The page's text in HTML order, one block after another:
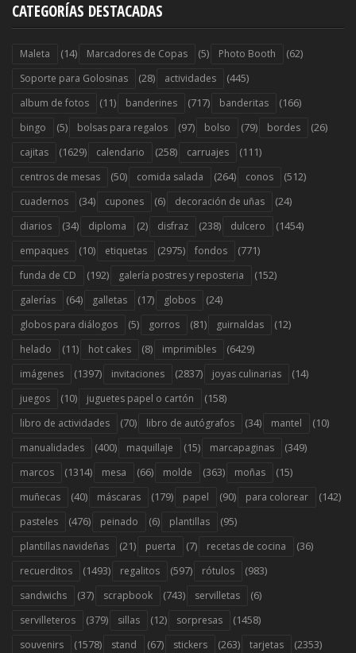
CATEGORÍAS DESTACADAS
Maleta (14) Marcadores de Copas (5) Photo Booth (62)
Soporte para Golosinas (28) actividades (445)
album de fotos (11) banderines (717) banderitas (166)
bingo (5) bolsas para regalos (97) bolso (79) bordes (26)
cajitas (1629) calendario (258) carruajes (111)
centros de mesas (50) comida salada (264) conos (512)
cuadernos (34) cupones (6) decoración de uñas (24)
diarios (34) diploma (2) disfraz (238) dulcero (1454)
empaques (10) etiquetas (2975) fondos (771)
funda de CD (192) galería postres y reposteria (152)
galerías (64) galletas (17) globos (24)
globos para diálogos (5) gorros (81) guirnaldas (12)
helado (11) hot cakes (8) imprimibles (6429)
imágenes (1397) invitaciones (2837) joyas culinarias (14)
juegos (10) juguetes papel o cartón (158)
libro de actividades (70) libro de autógrafos (34) mantel (10)
manualidades (400) maquillaje (15) marcapaginas (349)
marcos (1314) mesa (66) molde (363) moñas (15)
muñecas (40) máscaras (179) papel (90) para colorear (142)
pasteles (476) peinado (6) plantillas (95)
plantillas navideñas (21) puerta (7) recetas de cocina (36)
recuerditos (1493) regalitos (597) rótulos (983)
sandwichs (37) scrapbook (743) servilletas (6)
servilleteros (379) sillas (12) sorpresas (1458)
souvenirs (1578) stand (67) stickers (263) tarjetas (2353)